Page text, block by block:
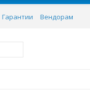
Гарантии
Вендорам